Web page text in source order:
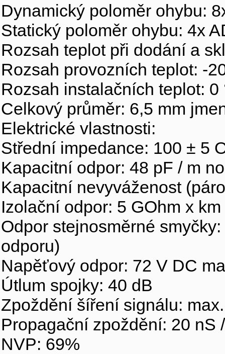
Dynamický poloměr ohybu:
Statický poloměr ohybu: 4x
Rozsah teplot při dodání a
Rozsah provozních teplot: -
Rozsah instalačních teplot: 0
Celkový průměr: 6,5 mm
Elektrické vlastnosti:
Střední impedance: 100 ± 5
Kapacitní odpor: 48 pF / m
Kapacitní nevyváženost
Izolační odpor: 5 GOhm x
Odpor stejnosměrné
odporu)
Napěťový odpor: 72 V DC
Útlum spojky: 40 dB
Zpoždění šíření signálu:
Propagační zpoždění: 20 nS
NVP: 69%